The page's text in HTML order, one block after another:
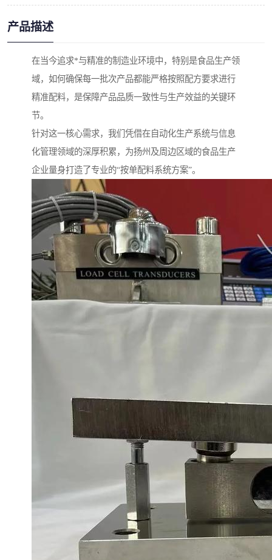
产品描述
在当今追求*与精准的制造业环境中，特别是食品生产领
域，如何确保每一批次产品都能严格按照配方要求进行
精准配料，是保障产品品质一致性与生产效益的关键环
节。
针对这一核心需求，我们凭借在自动化生产系统与信息
化管理领域的深厚积累，为扬州及周边区域的食品生产
企业量身打造了专业的“按单配料系统方案”。